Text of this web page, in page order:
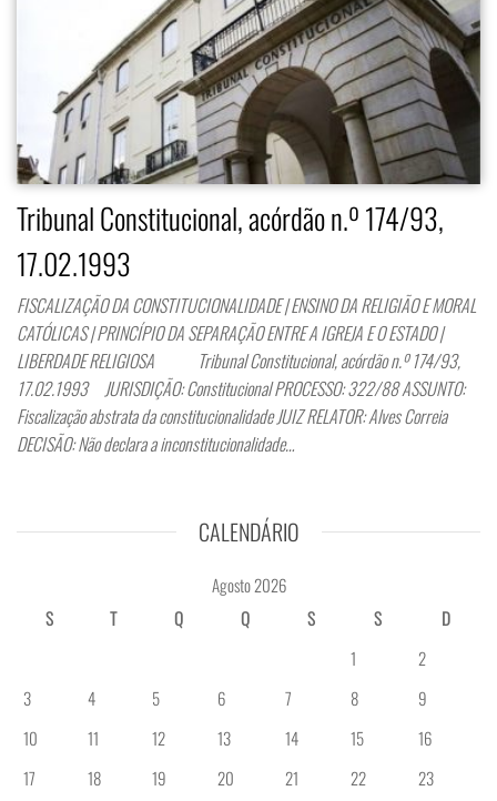
Tribunal Constitucional, acórdão n.º 174/93,
17.02.1993
FISCALIZAÇÃO DA CONSTITUCIONALIDADE | ENSINO DA RELIGIÃO E MORAL
CATÓLICAS | PRINCÍPIO DA SEPARAÇÃO ENTRE A IGREJA E O ESTADO |
LIBERDADE RELIGIOSA Tribunal Constitucional, acórdão n.º 174/93,
17.02.1993 JURISDIÇÃO: Constitucional PROCESSO: 322/88 ASSUNTO:
Fiscalização abstrata da constitucionalidade JUIZ RELATOR: Alves Correia
DECISÃO: Não declara a inconstitucionalidade…
CALENDÁRIO
Agosto 2026
S
T Q Q S S
D
1
2
3
4 5 6 7 8
9
10
11 12 13 14 15
16
17
18 19 20 21 22
23